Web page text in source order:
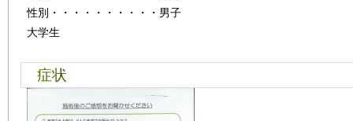
性別 ・・・・・・・・・・ 男子
大学生
症状